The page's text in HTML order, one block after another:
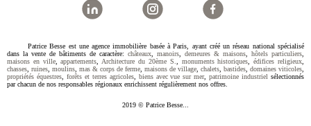
Patrice Besse est une agence immobilière basée à Paris, ayant créé un réseau national spécialisé
dans la vente de bâtiments de caractère: châteaux, manoirs, demeures & maisons, hôtels particuliers,
maisons en ville,appartements,Architecture du 20ème S., monuments historiques,édifices religieux,
chasses, ruines, moulins, mas & corps de ferme, maisons de village, chalets, bastides, domaines viticoles,
propriétés équestres, forêts et terres agricoles, biens avec vue sur mer,patrimoine industriel sélectionnés
par chacun de nos responsables régionaux enrichissent régulièrement nos offres.
2019 © Patrice Besse...